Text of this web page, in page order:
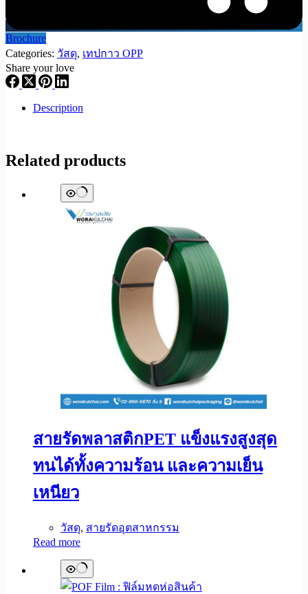
Brochure
Categories: วัสดุ, เทปกาว OPP
Share your love
Description
Related products
สายรัดพลาสติกPET แข็งแรงสูงสุด
ทนได้ทั้งความร้อน และความเย็น
เหนียว
วัสดุ, สายรัดอุตสาหกรรม
Read more